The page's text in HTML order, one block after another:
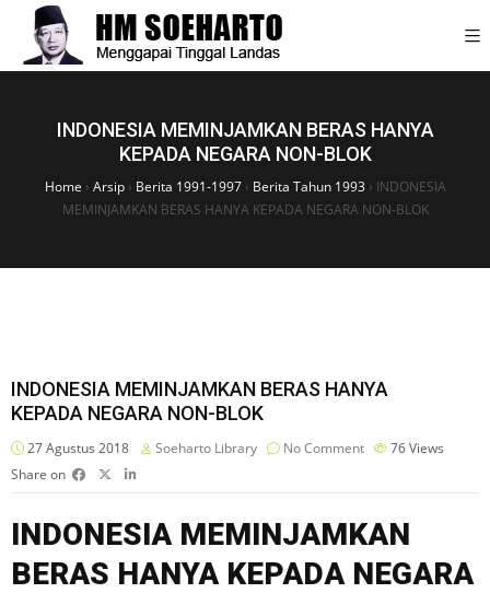
INDONESIA MEMINJAMKAN BERAS HANYA
KEPADA NEGARA NON-BLOK
Home › Arsip› Berita 1991-1997› Berita Tahun 1993› INDONESIA
MEMINJAMKAN BERAS HANYA KEPADA NEGARA NON-BLOK
INDONESIA MEMINJAMKAN BERAS HANYA
KEPADA NEGARA NON-BLOK
27 Agustus 2018 Soeharto Library No Comment 76Views
Share on
INDONESIA MEMINJAMKAN
BERAS HANYA KEPADA NEGARA